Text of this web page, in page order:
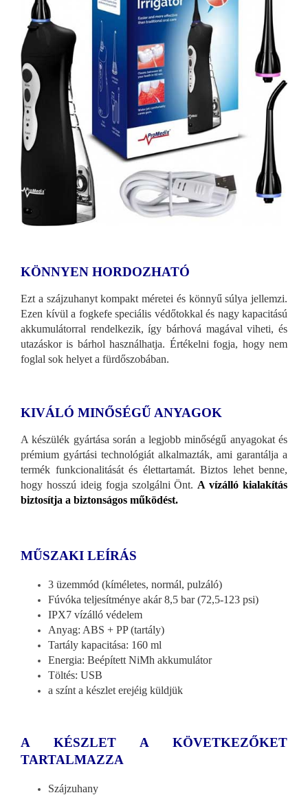
KÖNNYEN HORDOZHATÓ
Ezt a szájzuhanyt kompakt méretei és könnyű súlya jellemzi.
Ezen kívül a fogkefe speciális védőtokkal és nagy kapacitású
akkumulátorral rendelkezik, így bárhová magával viheti, és
utazáskor is bárhol használhatja. Értékelni fogja, hogy nem
foglal sok helyet a fürdőszobában.
KIVÁLÓ MINŐSÉGŰ ANYAGOK
A készülék gyártása során a legjobb minőségű anyagokat és
prémium gyártási technológiát alkalmazták, ami garantálja a
termék funkcionalitását és élettartamát. Biztos lehet benne,
hogy hosszú ideig fogja szolgálni Önt. A vízálló kialakítás
biztosítja a biztonságos működést.
MŰSZAKI LEÍRÁS
3 üzemmód (kíméletes, normál, pulzáló)
Fúvóka teljesítménye akár 8,5 bar (72,5-123 psi)
IPX7 vízálló védelem
Anyag: ABS + PP (tartály)
Tartály kapacitása: 160 ml
Energia: Beépített NiMh akkumulátor
Töltés: USB
a színt a készlet erejéig küldjük
A KÉSZLET A KÖVETKEZŐKET
TARTALMAZZA
Szájzuhany